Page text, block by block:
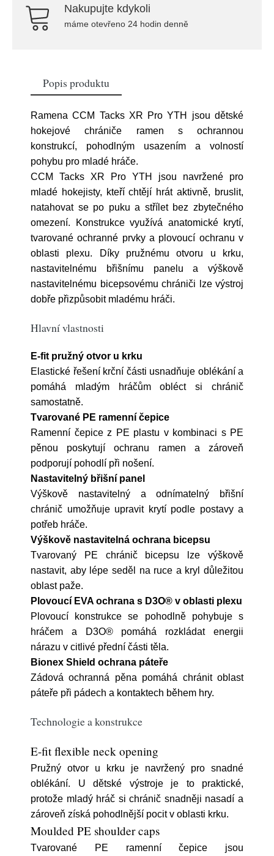
Nakupujte kdykoli
máme otevřeno 24 hodin denně
Popis produktu
Ramena CCM Tacks XR Pro YTH jsou dětské
hokejové chrániče ramen s ochrannou
konstrukcí, pohodlným usazením a volností
pohybu pro mladé hráče.
CCM Tacks XR Pro YTH jsou navržené pro
mladé hokejisty, kteří chtějí hrát aktivně, bruslit,
natahovat se po puku a střílet bez zbytečného
omezení. Konstrukce využívá anatomické krytí,
tvarované ochranné prvky a plovoucí ochranu v
oblasti plexu. Díky pružnému otvoru u krku,
nastavitelnému břišnímu panelu a výškově
nastavitelnému bicepsovému chrániči lze výstroj
dobře přizpůsobit mladému hráči.
Hlavní vlastnosti
E-fit pružný otvor u krku
Elastické řešení krční části usnadňuje oblékání a
pomáhá mladým hráčům obléct si chránič
samostatně.
Tvarované PE ramenní čepice
Ramenní čepice z PE plastu v kombinaci s PE
pěnou poskytují ochranu ramen a zároveň
podporují pohodlí při nošení.
Nastavitelný břišní panel
Výškově nastavitelný a odnímatelný břišní
chránič umožňuje upravit krytí podle postavy a
potřeb hráče.
Výškově nastavitelná ochrana bicepsu
Tvarovaný PE chránič bicepsu lze výškově
nastavit, aby lépe seděl na ruce a kryl důležitou
oblast paže.
Plovoucí EVA ochrana s D3O® v oblasti plexu
Plovoucí konstrukce se pohodlně pohybuje s
hráčem a D3O® pomáhá rozkládat energii
nárazu v citlivé přední části těla.
Bionex Shield ochrana páteře
Zádová ochranná pěna pomáhá chránit oblast
páteře při pádech a kontaktech během hry.
Technologie a konstrukce
E-fit flexible neck opening
Pružný otvor u krku je navržený pro snadné
oblékání. U dětské výstroje je to praktické,
protože mladý hráč si chránič snadněji nasadí a
zároveň získá pohodlnější pocit v oblasti krku.
Moulded PE shoulder caps
Tvarované PE ramenní čepice jsou